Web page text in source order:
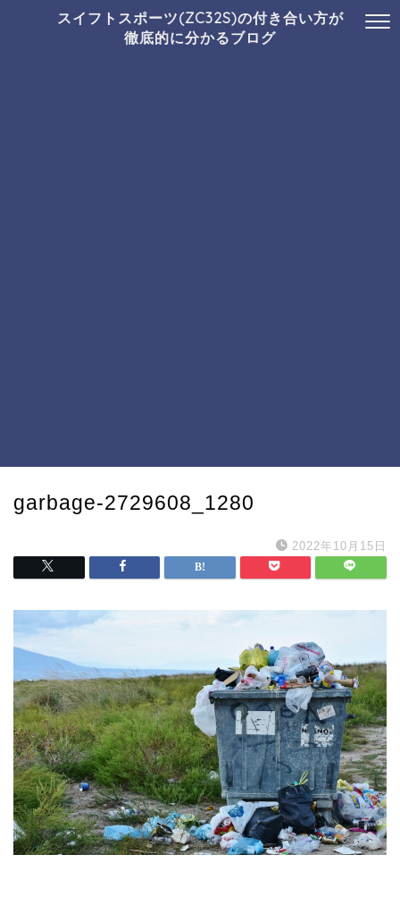
スイフトスポーツ(ZC32S)の付き合い方が
徹底的に分かるブログ
garbage-2729608_1280
2022年10月15日